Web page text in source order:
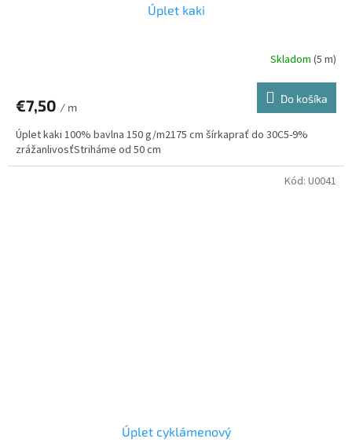
Úplet kaki
Skladom (5 m)
€7,50 / m
Do košíka
Úplet kaki 100% bavlna 150 g/m2175 cm šírkaprať do 30C5-9%
zrážanlivosťStriháme od 50 cm
Úplet cyklámenový
Kód: U0041